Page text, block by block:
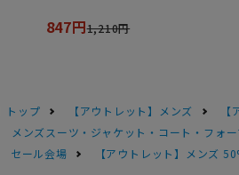
847円1,210円
トップ 【アウトレット】メンズ
メンズスーツ・ジャケット・コート・フォ
セール会場 【アウトレット】メンズ